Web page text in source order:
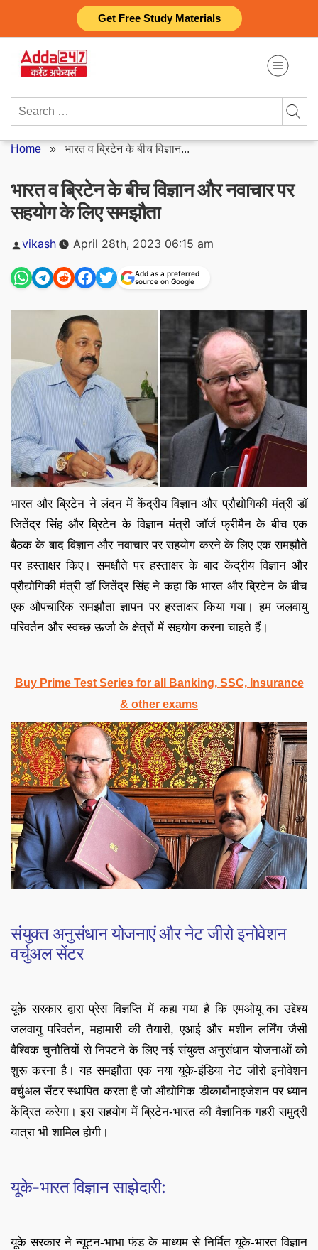
Get Free Study Materials
content
Search
Home » भारत व ब्रिटेन के बीच विज्ञान...
भारत व ब्रिटेन के बीच विज्ञान और नवाचार पर
सहयोग के लिए समझौता
Posted
vikash April 28th, 2023 06:15 am
Add as a preferred
source on Google
भारत और ब्रिटेन ने लंदन में केंद्रीय विज्ञान और प्रौद्योगिकी मंत्री डॉ
जितेंद्र सिंह और ब्रिटेन के विज्ञान मंत्री जॉर्ज फ्रीमैन के बीच एक
बैठक के बाद विज्ञान और नवाचार पर सहयोग करने के लिए एक समझौते
पर हस्ताक्षर किए। समक्षौते पर हस्ताक्षर के बाद केंद्रीय विज्ञान और
प्रौद्योगिकी मंत्री डॉ जितेंद्र सिंह ने कहा कि भारत और ब्रिटेन के बीच
एक औपचारिक समझौता ज्ञापन पर हस्ताक्षर किया गया। हम जलवायु
परिवर्तन और स्वच्छ ऊर्जा के क्षेत्रों में सहयोग करना चाहते हैं।
Buy Prime Test Series for all Banking, SSC, Insurance
& other exams
संयुक्त अनुसंधान योजनाएं और नेट जीरो इनोवेशन
वर्चुअल सेंटर
यूके सरकार द्वारा प्रेस विज्ञप्ति में कहा गया है कि एमओयू का उद्देश्य
जलवायु परिवर्तन, महामारी की तैयारी, एआई और मशीन लर्निंग जैसी
वैश्विक चुनौतियों से निपटने के लिए नई संयुक्त अनुसंधान योजनाओं को
शुरू करना है। यह समझौता एक नया यूके-इंडिया नेट ज़ीरो इनोवेशन
वर्चुअल सेंटर स्थापित करता है जो औद्योगिक डीकार्बोनाइजेशन पर ध्यान
केंद्रित करेगा। इस सहयोग में ब्रिटेन-भारत की वैज्ञानिक गहरी समुद्री
यात्रा भी शामिल होगी।
यूके-भारत विज्ञान साझेदारी:
यूके सरकार ने न्यूटन-भाभा फंड के माध्यम से निर्मित यूके-भारत विज्ञान